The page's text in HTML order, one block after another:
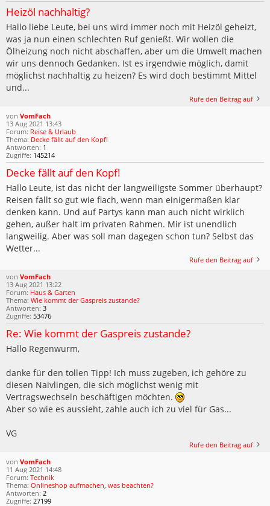
Heizöl nachhaltig?
Hallo liebe Leute, bei uns wird immer noch mit Heizöl geheizt,
was ja nun einen schlechten Ruf genießt. Wir wollen die
Ölheizung noch nicht abschaffen, aber um die Umwelt machen
wir uns dennoch Gedanken. Ist es irgendwie möglich, damit
möglichst nachhaltig zu heizen? Es wird doch bestimmt Mittel
und...
Rufe den Beitrag auf
von VomFach
13 Aug 2021 13:43
Forum: Reise & Urlaub
Thema: Decke fällt auf den Kopf!
Antworten: 1
Zugriffe: 145214
Decke fällt auf den Kopf!
Hallo Leute, ist das nicht der langweiligste Sommer überhaupt?
Reisen fällt so gut wie flach, wenn man einigermaßen klar
denken kann. Und auf Partys kann man auch nicht wirklich
gehen, außer halt im privaten Rahmen. Mir ist unendlich
langweilig. Aber was soll man dagegen schon tun? Selbst das
Wetter...
Rufe den Beitrag auf
von VomFach
13 Aug 2021 13:22
Forum: Haus & Garten
Thema: Wie kommt der Gaspreis zustande?
Antworten: 3
Zugriffe: 53476
Re: Wie kommt der Gaspreis zustande?
Hallo Regenwurm,
danke für den tollen Tipp! Ich muss zugeben, ich gehöre zu
diesen Naivlingen, die sich möglichst wenig mit
Vertragswechseln beschäftigen möchten.
Aber so wie es aussieht, zahle auch ich zu viel für Gas...
VG
Rufe den Beitrag auf
von VomFach
11 Aug 2021 14:48
Forum: Technik
Thema: Onlineshop aufmachen, was beachten?
Antworten: 2
Zugriffe: 27199